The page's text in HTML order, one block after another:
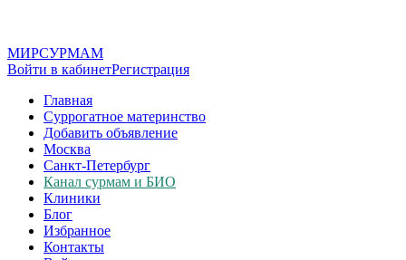
МИРСУРМАМ
Войти в кабинетРегистрация
Главная
Суррогатное материнство
Добавить объявление
Москва
Санкт-Петербург
Канал сурмам и БИО
Клиники
Блог
Избранное
Контакты